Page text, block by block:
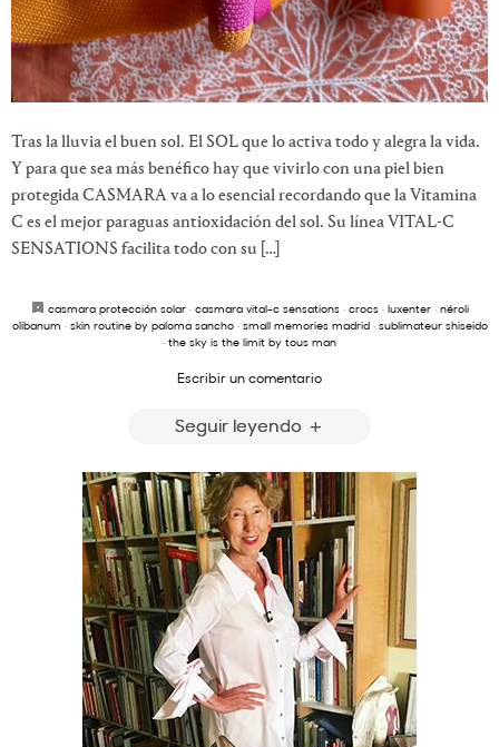
Tras la lluvia el buen sol. El SOL que lo activa todo y alegra la vida.
Y para que sea más benéfico hay que vivirlo con una piel bien
protegida CASMARA va a lo esencial recordando que la Vitamina
C es el mejor paraguas antioxidación del sol. Su línea VITAL-C
SENSATIONS facilita todo con su […]
casmara protección solar· casmara vital-c sensations· crocs· luxenter· néroli
olibanum · skin routine by paloma sancho· small memories madrid· sublimateur shiseido
· the sky is the limit by tous man
Escribir un comentario
Seguir leyendo